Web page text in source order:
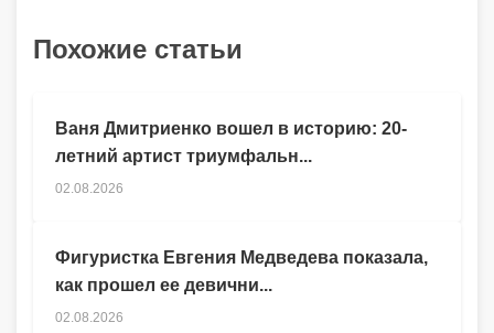
Похожие статьи
Ваня Дмитриенко вошел в историю: 20-
летний артист триумфальн...
02.08.2026
Фигуристка Евгения Медведева показала,
как прошел ее девични...
02.08.2026